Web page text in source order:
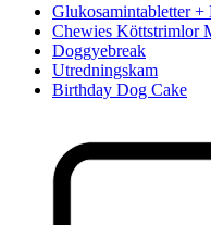
Glukosamintabletter
Chewies Köttstrimlor
Doggyebreak
Utredningskam
Birthday Dog Cake